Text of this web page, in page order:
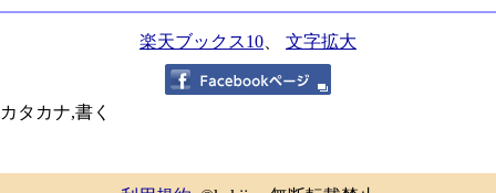
楽天ブックス10 文字拡大
タカナ,書く